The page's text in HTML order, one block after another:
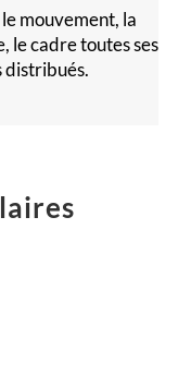
mouvement, la
le cadre toutes ses
distribués.